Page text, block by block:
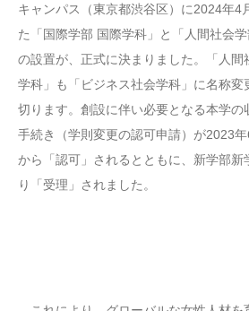
キャンパス（東京都渋谷区）に2024年4
た「国際学部 国際学科」と「人間社会学
の設置が、正式に決まりました。「人間
学科」も「ビジネス社会学科」に名称変
切ります。創設に伴い必要となる本学
手続き（学則変更の認可申請）が2023
から「認可」されるとともに、新学部新
り「受理」されました。